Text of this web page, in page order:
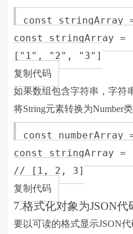
const stringArray
const stringArray =
["1", "2", "3"]
复制代码
如果数组包含字符串，字符
将String元素转换为Number类
const numberArray
const stringArray
// [1, 2, 3]
复制代码
7.格式化对象为JSON代
要以可读的格式显示JSON代